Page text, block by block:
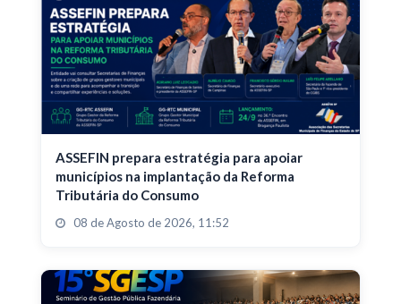
ASSEFIN prepara estratégia para apoiar
municípios na implantação da Reforma
Tributária do Consumo
08 de Agosto de 2026, 11:52